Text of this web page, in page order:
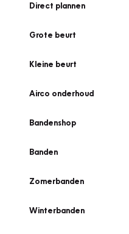
Direct plannen
Grote beurt
Kleine beurt
Airco onderhoud
Bandenshop
Banden
Zomerbanden
Winterbanden